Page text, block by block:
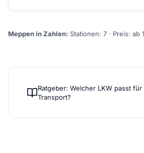
Meppen in Zahlen: Stationen: 7 · Preis: ab
Ratgeber: Welcher LKW passt für
Transport?